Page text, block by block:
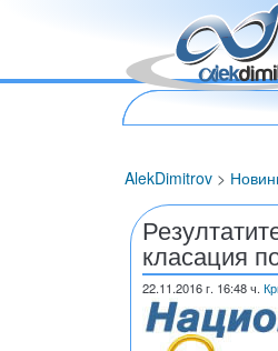
AlekDimitrov >
класация
22.11.2016г. 16:48 ч.